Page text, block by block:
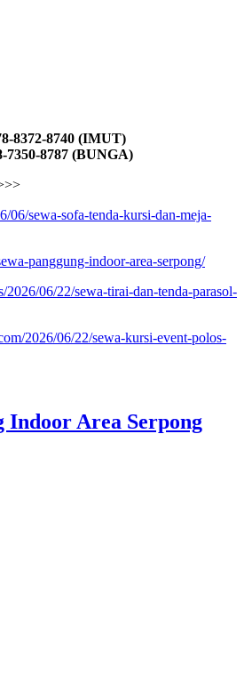
8372-8740 (IMUT)
7350-8787 (BUNGA)
06/sewa-sofa-tenda-kursi-dan-meja-
panggung-indoor-area-serpong/
2026/06/22/sewa-tirai-dan-tenda-parasol-
2026/06/22/sewa-kursi-event-polos-
Indoor Area Serpong